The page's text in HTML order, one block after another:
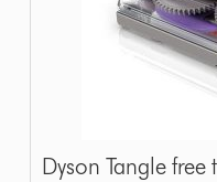
Dyson Tangle